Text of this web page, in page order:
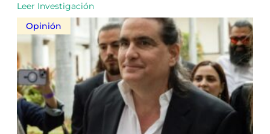
Leer Investigación
Opinión